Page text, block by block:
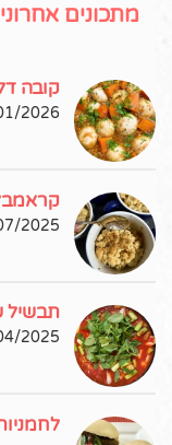
מתכונים
קובה
2026
2025
תבשיל
2025